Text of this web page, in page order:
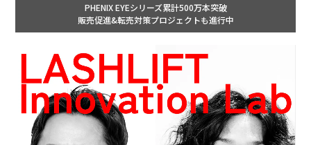
PHENIX EYEシリーズ累計500万本突破
販売促進&転売対策プロジェクトも進行中